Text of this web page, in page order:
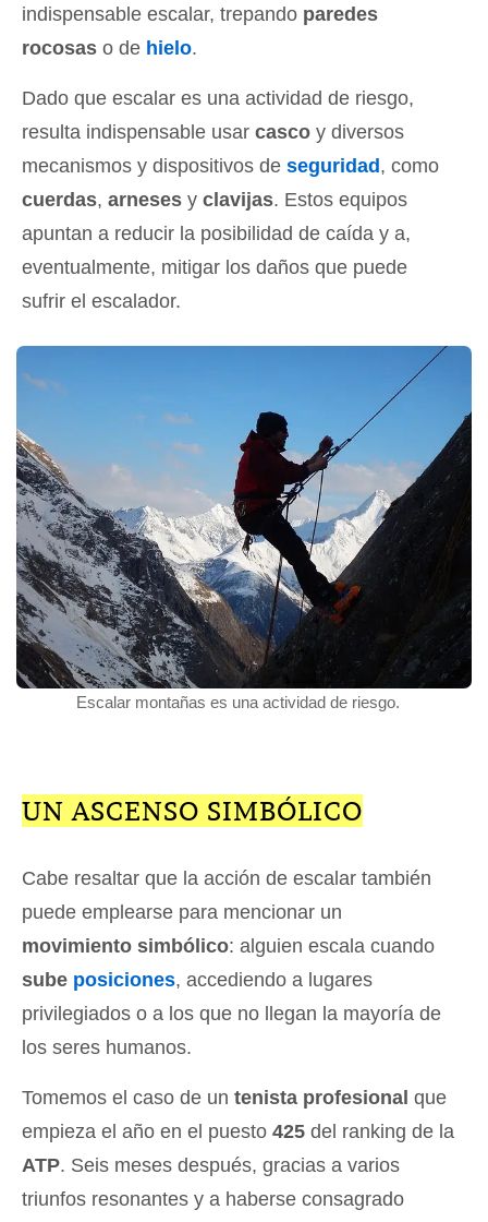
indispensable escalar, trepando paredes
rocosas o de hielo.
Dado que escalar es una actividad de riesgo,
resulta indispensable usar casco y diversos
mecanismos y dispositivos de seguridad , como
cuerdas, arneses y clavijas. Estos equipos
apuntan a reducir la posibilidad de caída y a,
eventualmente, mitigar los daños que puede
sufrir el escalador.
Escalar montañas es una actividad de riesgo.
UN ASCENSO SIMBÓLICO
Cabe resaltar que la acción de escalar también
puede emplearse para mencionar un
movimiento simbólico: alguien escala cuando
sube posiciones, accediendo a lugares
privilegiados o a los que no llegan la mayoría de
los seres humanos.
Tomemos el caso de un tenista profesional que
empieza el año en el puesto 425 del ranking de la
ATP. Seis meses después, gracias a varios
triunfos resonantes y a haberse consagrado